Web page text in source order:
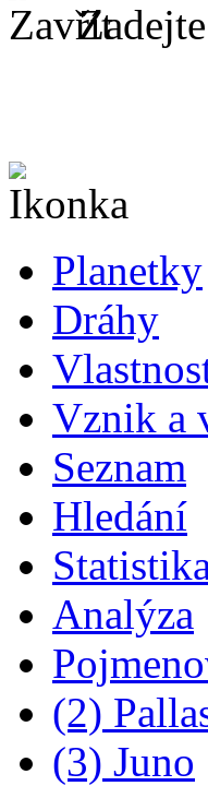
Planetky
Dráhy
Vznik a
Seznam
Hledání
Analýza
(2)
(3) Juno